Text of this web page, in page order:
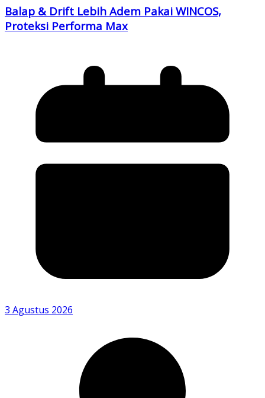
Balap & Drift Lebih Adem Pakai WINCOS,
Proteksi Performa Max
3 Agustus 2026